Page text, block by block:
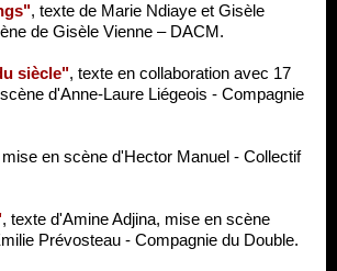
, texte de Marie Ndiaye et Gisèle
de Gisèle Vienne – DACM.
siècle", texte en collaboration avec 17
d'Anne-Laure Liégeois - Compagnie
en scène d'Hector Manuel - Collectif
, texte d'Amine Adjina, mise en scène
Prévosteau - Compagnie du Double.